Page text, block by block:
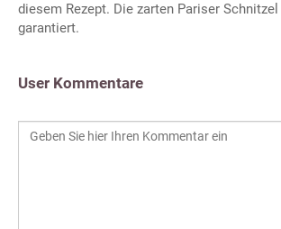
diesem Rezept. Die zarten Pariser
garantiert.
User Kommentare